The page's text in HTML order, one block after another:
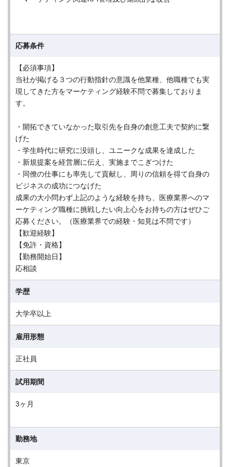
応募条件
【必須事項】
当社が掲げる３つの行動指針の意識を他業種、他職種でも実
現してきた方をマーケティング経験不問で募集しておりま
す。
・開拓できていなかった取引先を自身の創意工夫で契約に繋
げた
・学生時代に研究に没頭し、ユニークな成果を達成した
・新規提案を経営層に伝え、実施までこぎつけた
・同僚の仕事にも率先して貢献し、周りの信頼を得て自身の
ビジネスの成功につなげた
成果の大小問わず上記のような経験を持ち、医療業界へのマ
ーケティング職種に挑戦したい向上心をお持ちの方はぜひご
応募ください。（医療業界での経験・知見は不問です）
【歓迎経験】
【免許・資格】
【勤務開始日】
応相談
学歴
大学卒以上
雇用形態
正社員
試用期間
3ヶ月
勤務地
東京